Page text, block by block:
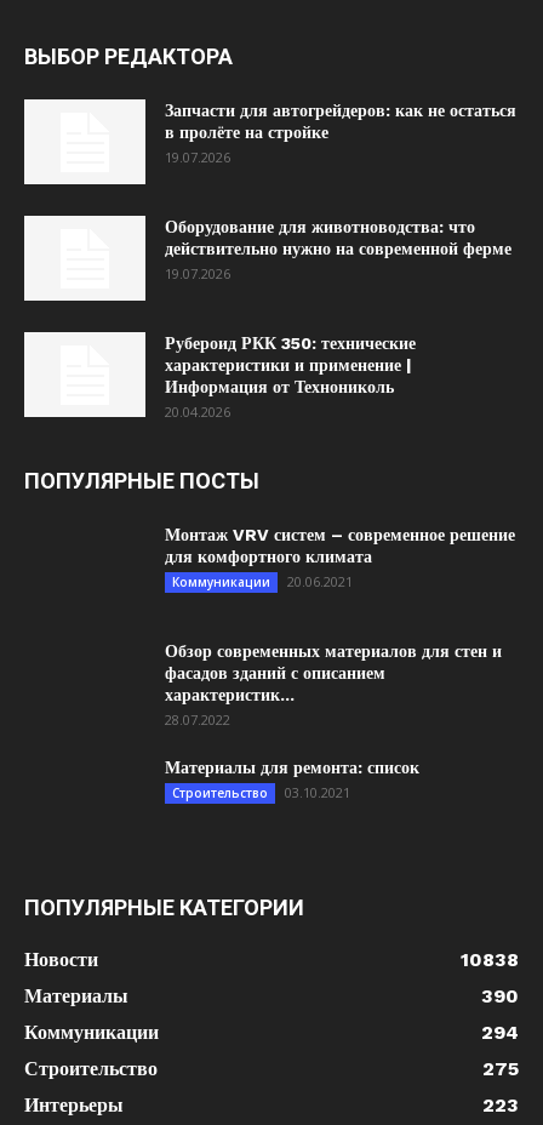
ВЫБОР РЕДАКТОРА
Запчасти для автогрейдеров: как не остаться
в пролёте на стройке
19.07.2026
Оборудование для животноводства: что
действительно нужно на современной ферме
19.07.2026
Рубероид РКК 350: технические
характеристики и применение |
Информация от Технониколь
20.04.2026
ПОПУЛЯРНЫЕ ПОСТЫ
Монтаж VRV систем – современное решение
для комфортного климата
Коммуникации 20.06.2021
Обзор современных материалов для стен и
фасадов зданий с описанием
характеристик...
28.07.2022
Материалы для ремонта: список
Строительство 03.10.2021
ПОПУЛЯРНЫЕ КАТЕГОРИИ
Новости
10838
Материалы
390
Коммуникации
294
Строительство
275
Интерьеры
223